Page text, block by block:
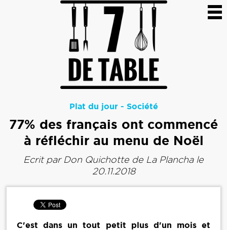
Plat du jour- Société
77% des français ont commencé
à réfléchir au menu de Noël
Ecrit par Don Quichotte de La Planchale
20.11.2018
C'est dans un tout petit plus d'un mois et